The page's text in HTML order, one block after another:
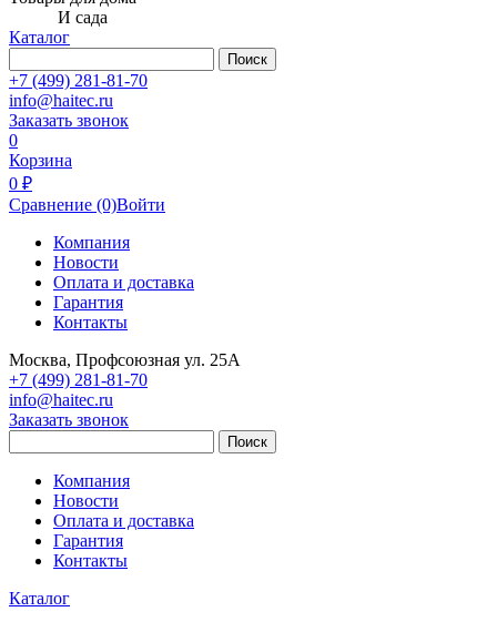
И сада
Каталог
Поиск
+7 (499) 281-81-70
info@haitec.ru
Заказать звонок
0
Корзина
0 ₽
Сравнение (0)Войти
Компания
Новости
Оплата и доставка
Гарантия
Контакты
Москва, Профсоюзная ул. 25А
+7 (499) 281-81-70
info@haitec.ru
Заказать звонок
Поиск
Компания
Новости
Оплата и доставка
Гарантия
Контакты
Каталог